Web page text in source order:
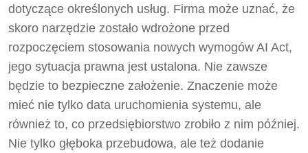
dotyczące określonych usług. Firma może uznać, że
skoro narzędzie zostało wdrożone przed
rozpoczęciem stosowania nowych wymogów AI Act,
jego sytuacja prawna jest ustalona. Nie zawsze
będzie to bezpieczne założenie. Znaczenie może
mieć nie tylko data uruchomienia systemu, ale
również to, co przedsiębiorstwo zrobiło z nim później.
Nie tylko głęboka przebudowa, ale też dodanie